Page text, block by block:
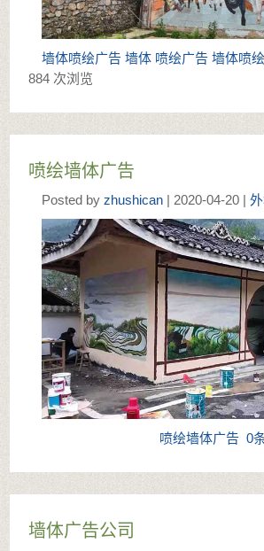
墙体喷绘广告 墙体 喷绘广告 墙体喷绘
884 次浏览
喷绘墙体广告
Posted by zhushican | 2020-04-20 |
喷绘墙体广告 0
墙体广告公司